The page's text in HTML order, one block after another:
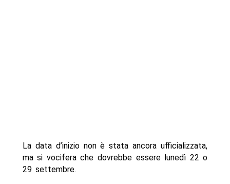
La data d’inizio non è stata ancora ufficializzata,
ma si vocifera che dovrebbe essere lunedì 22 o
29 settembre.